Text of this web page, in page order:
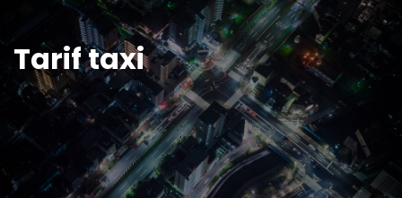
Tarif taxi